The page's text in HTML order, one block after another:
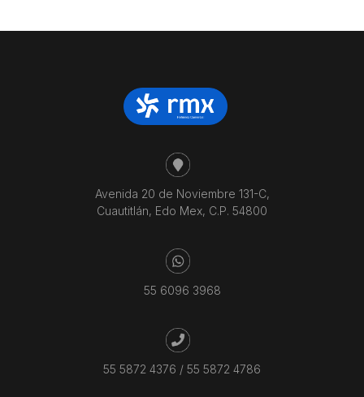
Avenida 20 de Noviembre 131-C,
Cuautitlán, Edo Mex, C.P. 54800
55 6096 3968
55 5872 4376 / 55 5872 4786